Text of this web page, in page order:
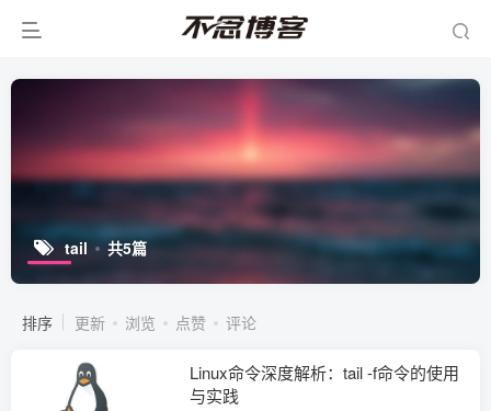
tail 共5篇
排序 更新 浏览 点赞 评论
Linux命令深度解析：tail -f命令的使用
与实践